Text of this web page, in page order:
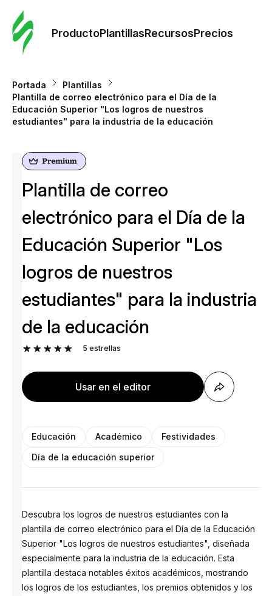
ProductoPlantillasRecursosPrecios
Portada
Plantillas
Plantilla de correo electrónico para el Día de la
Educación Superior "Los logros de nuestros
estudiantes" para la industria de la educación
Plantilla de correo
electrónico para el Día de la
Educación Superior "Los
logros de nuestros
estudiantes" para la industria
de la educación
5 estrellas
Usar en el editor
Educación Académico
Festividades
Día de la educación superior
Descubra los logros de nuestros estudiantes con la
plantilla de correo electrónico para el Día de la Educación
Superior "Los logros de nuestros estudiantes", diseñada
especialmente para la industria de la educación. Esta
plantilla destaca notables éxitos académicos, mostrando
los logros de los estudiantes, los premios obtenidos y los